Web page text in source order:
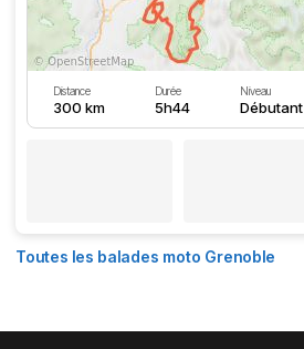
Distance
300 km
Durée
5h44
Niveau
Débutant
Toutes les balades moto Grenoble